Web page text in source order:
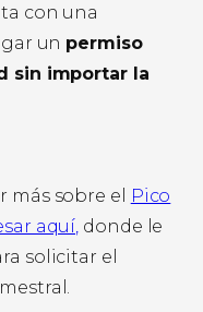
con una
un permiso
sin importar la
más sobre el
Pico
aquí, donde le
solicitar el